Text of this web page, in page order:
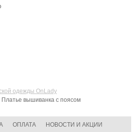
Платье вышиванка с поясом
ОПЛАТА НОВОСТИ И АКЦИИ